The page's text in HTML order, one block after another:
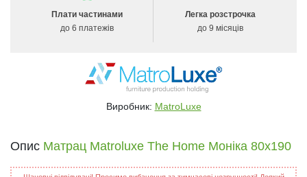
Плати частинами
до 6 платежів
Легка розстрочка
до 9 місяців
Виробник: MatroLuxe
Опис Матрац Matroluxe The Home Моніка 80x190